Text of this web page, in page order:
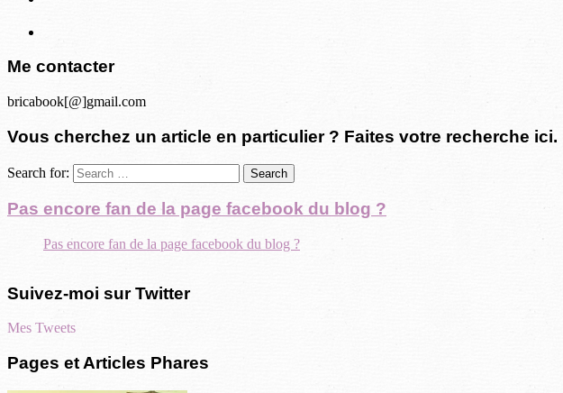
Me contacter
bricabook[@]gmail.com
Vous cherchez un article en particulier ? Faites votre recherche ici.
Search for:
Pas encore fan de la page facebook du blog ?
Pas encore fan de la page facebook du blog ?
Suivez-moi sur Twitter
Mes Tweets
Pages et Articles Phares